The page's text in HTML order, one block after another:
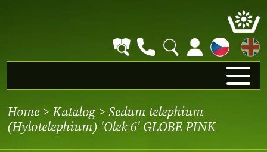
EN
Home > Katalog> Sedum telephium
(Hylotelephium) 'Olek 6' GLOBE PINK